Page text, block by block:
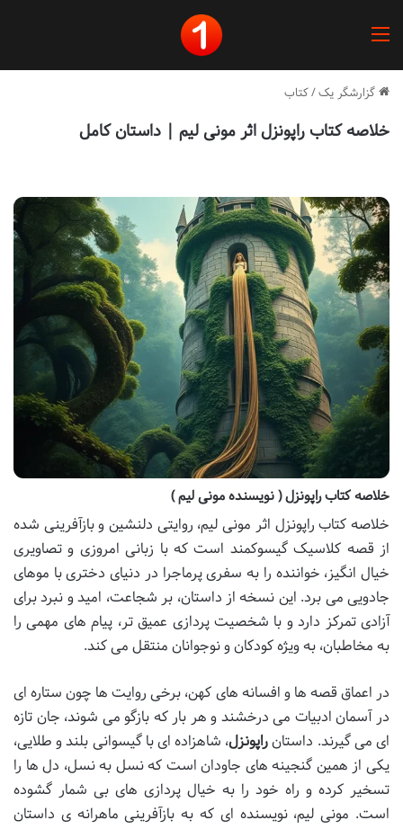
گزارشگر یک/کتاب
خلاصه کتاب راپونزل اثر مونی لیم | داستان کامل
خلاصه کتاب راپونزل ( نویسنده مونی لیم )
خلاصه کتاب راپونزل اثر مونی لیم، روایتی دلنشین و بازآفرینی شده
از قصه کلاسیک گیسوکمند است که با زبانی امروزی و تصاویری
خیال انگیز، خواننده را به سفری پرماجرا در دنیای دختری با موهای
جادویی می برد. این نسخه از داستان، بر شجاعت، امید و نبرد برای
آزادی تمرکز دارد و با شخصیت پردازی عمیق تر، پیام های مهمی را
به مخاطبان، به ویژه کودکان و نوجوانان منتقل می کند.
در اعماق قصه ها و افسانه های کهن، برخی روایت ها چون ستاره ای
در آسمان ادبیات می درخشند و هر بار که بازگو می شوند، جان تازه
ای می گیرند. داستانراپونزل، شاهزاده ای با گیسوانی بلند و طلایی،
یکی از همین گنجینه های جاودان است که نسل به نسل، دل ها را
تسخیر کرده و راه خود را به خیال پردازی های بی شمار گشوده
است. مونی لیم، نویسنده ای که به بازآفرینی ماهرانه ی داستان